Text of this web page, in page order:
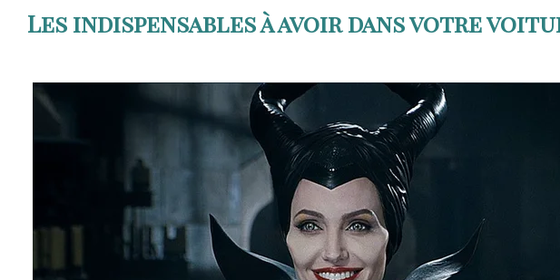
Les indispensables à avoir dans votre